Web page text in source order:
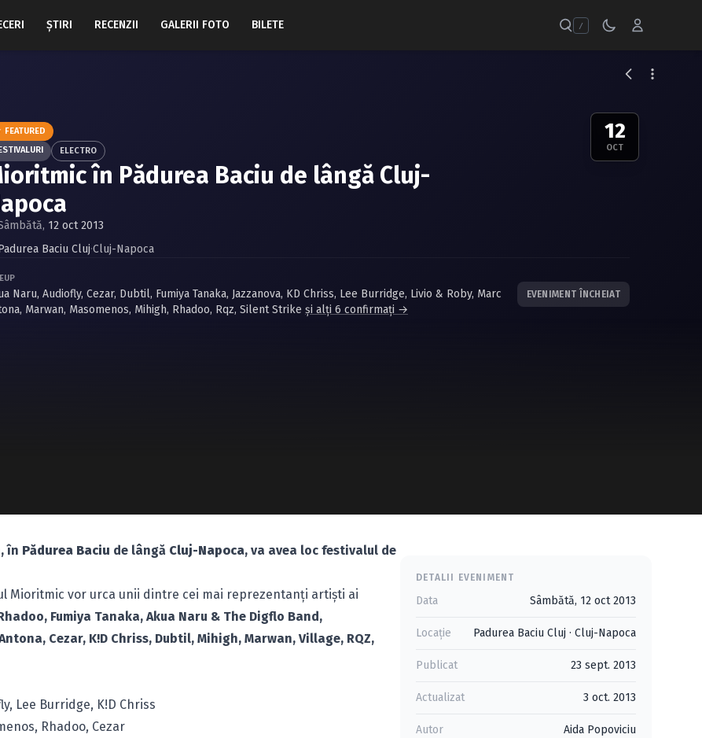
ŞTIRI RECENZII GALERII FOTO BILETE /
12
OCT
ELECTRO
în Pădurea Baciu de lângă Cluj-
12 oct 2013
Baciu Cluj·Cluj-Napoca
Naru, Audiofly, Cezar, Dubtil, Fumiya Tanaka, Jazzanova, KD Chriss, Lee Burridge, Livio & Roby, Marc
, Marwan, Masomenos, Mihigh, Rhadoo, Rqz, Silent Strike și alți 6 confirmați →
EVENIMENT ÎNCHEIAT
în Pădurea Baciu de lângă Cluj-Napoca, va avea loc festivalul de
Mioritmic vor urca unii dintre cei mai reprezentanţi artişti ai
Fumiya Tanaka, Akua Naru & The Digflo Band,
Cezar, K!D Chriss, Dubtil, Mihigh, Marwan, Village, RQZ,
Lee Burridge, K!D Chriss
Rhadoo, Cezar
DETALII EVENIMENT
Data Sâmbătă, 12 oct 2013
Locație Padurea Baciu Cluj · Cluj-Napoca
Publicat 23 sept. 2013
Actualizat 3 oct. 2013
Autor Aida Popoviciu